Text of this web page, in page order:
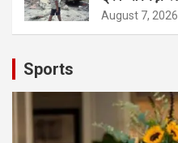
August 7, 2026
Sports